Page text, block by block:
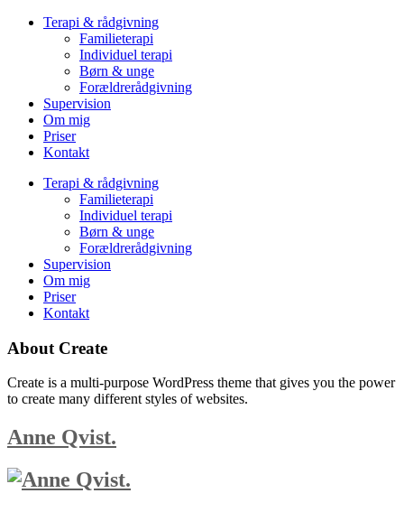
Terapi & rådgivning
Familieterapi
Individuel terapi
Børn & unge
Forældrerådgivning
Supervision
Om mig
Priser
Kontakt
Terapi & rådgivning
Familieterapi
Individuel terapi
Børn & unge
Forældrerådgivning
Supervision
Om mig
Priser
Kontakt
About Create
Create is a multi-purpose WordPress theme that gives you the power
to create many different styles of websites.
Anne Qvist.